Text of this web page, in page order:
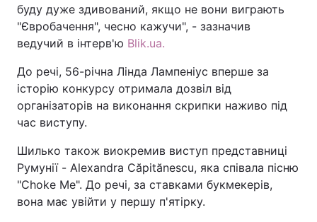
буду дуже здивований, якщо не вони виграють
"Євробачення", чесно кажучи", - зазначив
ведучий в інтерв'ю Blik.ua.
До речі, 56-річна Лінда Лампеніус вперше за
історію конкурсу отримала дозвіл від
організаторів на виконання скрипки наживо під
час виступу.
Шилько також виокремив виступ представниці
Румунії - Alexandra Căpitănescu, яка співала пісню
"Choke Me". До речі, за ставками букмекерів,
вона має увійти у першу п'ятірку.